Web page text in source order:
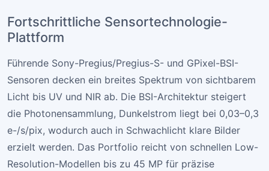
Fortschrittliche Sensortechnologie-
Plattform
Führende Sony-Pregius/Pregius-S- und GPixel-BSI-
Sensoren decken ein breites Spektrum von sichtbarem
Licht bis UV und NIR ab. Die BSI-Architektur steigert
die Photonensammlung, Dunkelstrom liegt bei 0,03–0,3
e-/s/pix, wodurch auch in Schwachlicht klare Bilder
erzielt werden. Das Portfolio reicht von schnellen Low-
Resolution-Modellen bis zu 45 MP für präzise